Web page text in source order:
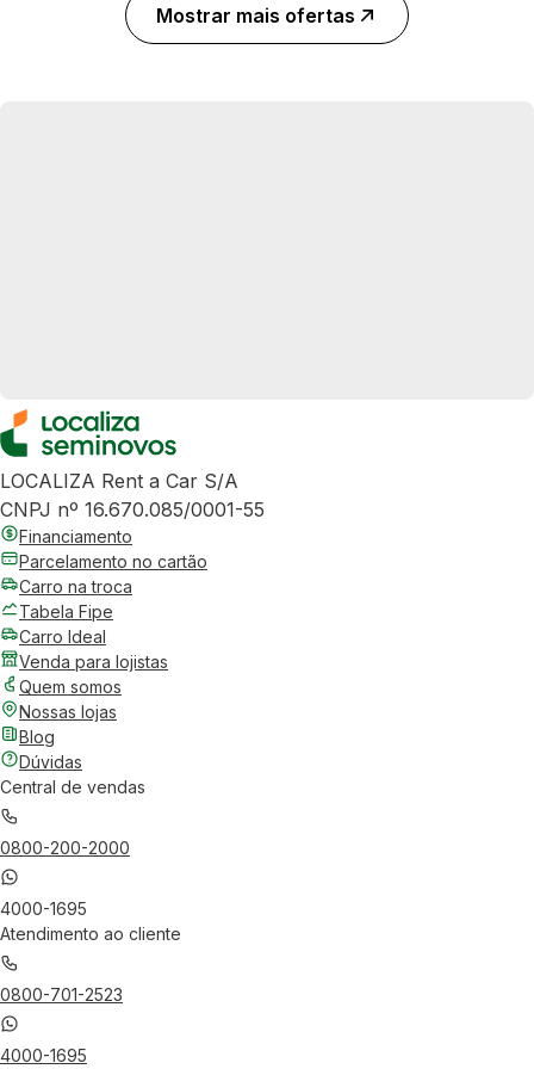
Mostrar mais ofertas
LOCALIZA Rent a Car S/A
CNPJ nº 16.670.085/0001-55
Financiamento
Parcelamento no cartão
Carro na troca
Tabela Fipe
Carro Ideal
Venda para lojistas
Quem somos
Nossas lojas
Blog
Dúvidas
Central de vendas
0800-200-2000
4000-1695
Atendimento ao cliente
0800-701-2523
4000-1695